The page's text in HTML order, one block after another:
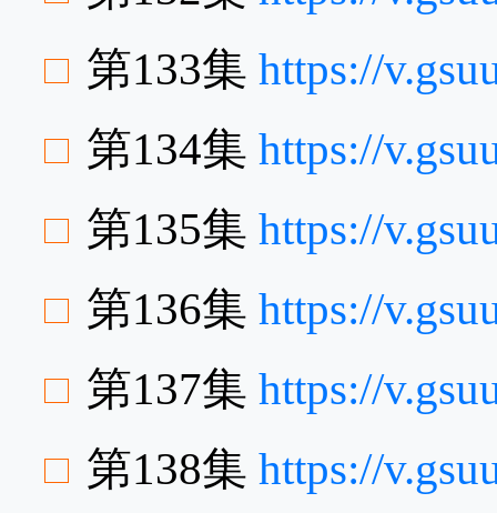
第133集 https://
第134集 https://
第135集 https://
第136集 https://
第137集 https://
第138集 https://